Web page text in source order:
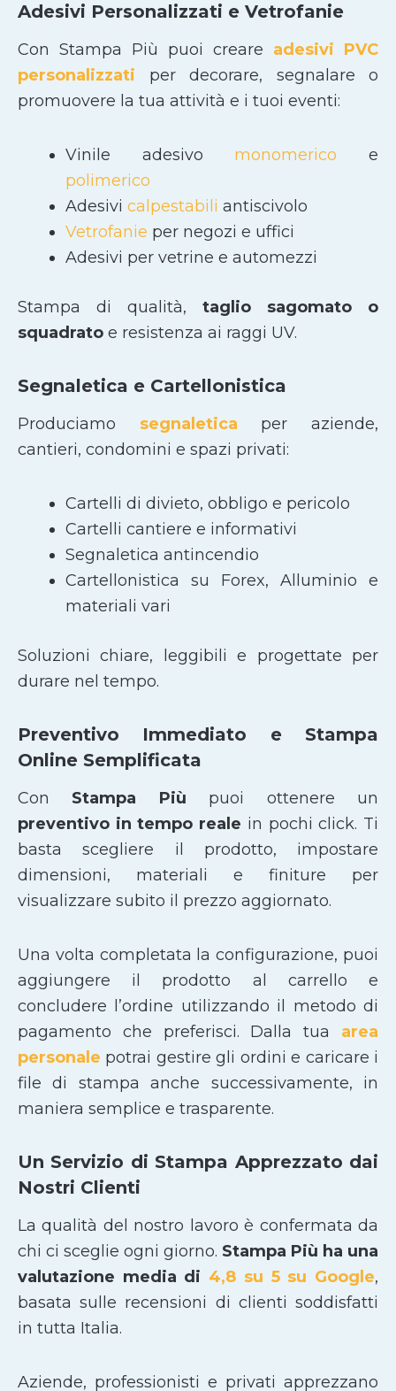
Adesivi Personalizzati e Vetrofanie
Con Stampa Più puoi creare adesivi PVC
personalizzati per decorare, segnalare o
promuovere la tua attività e i tuoi eventi:
Vinile adesivo monomerico e
polimerico
Adesivi calpestabili antiscivolo
Vetrofanie per negozi e uffici
Adesivi per vetrine e automezzi
Stampa di qualità, taglio sagomato
o
squadrato e resistenza ai raggi UV.
Segnaletica e Cartellonistica
Produciamo segnaletica per aziende,
cantieri, condomini e spazi privati:
Cartelli di divieto, obbligo e pericolo
Cartelli cantiere e informativi
Segnaletica antincendio
Cartellonistica su Forex, Alluminio e
materiali vari
Soluzioni chiare, leggibili e progettate per
durare nel tempo.
Preventivo Immediato e Stampa
Online Semplificata
Con Stampa Più puoi ottenere un
preventivo in tempo reale in pochi click. Ti
basta scegliere il prodotto, impostare
dimensioni, materiali e finiture per
visualizzare subito il prezzo aggiornato.
Una volta completata la configurazione, puoi
aggiungere il prodotto al carrello e
concludere l’ordine utilizzando il metodo di
pagamento che preferisci. Dalla tua area
personale potrai gestire gli ordini e caricare i
file di stampa anche successivamente, in
maniera semplice e trasparente.
Un Servizio di Stampa Apprezzato dai
Nostri Clienti
La qualità del nostro lavoro è confermata da
chi ci sceglie ogni giorno. Stampa Più ha una
valutazione media di 4,8 su 5 su Google,
basata sulle recensioni di clienti soddisfatti
in tutta Italia.
Aziende, professionisti e privati apprezzano